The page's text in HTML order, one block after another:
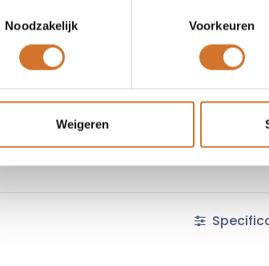
Noodzakelijk
Voorkeuren
Weigeren